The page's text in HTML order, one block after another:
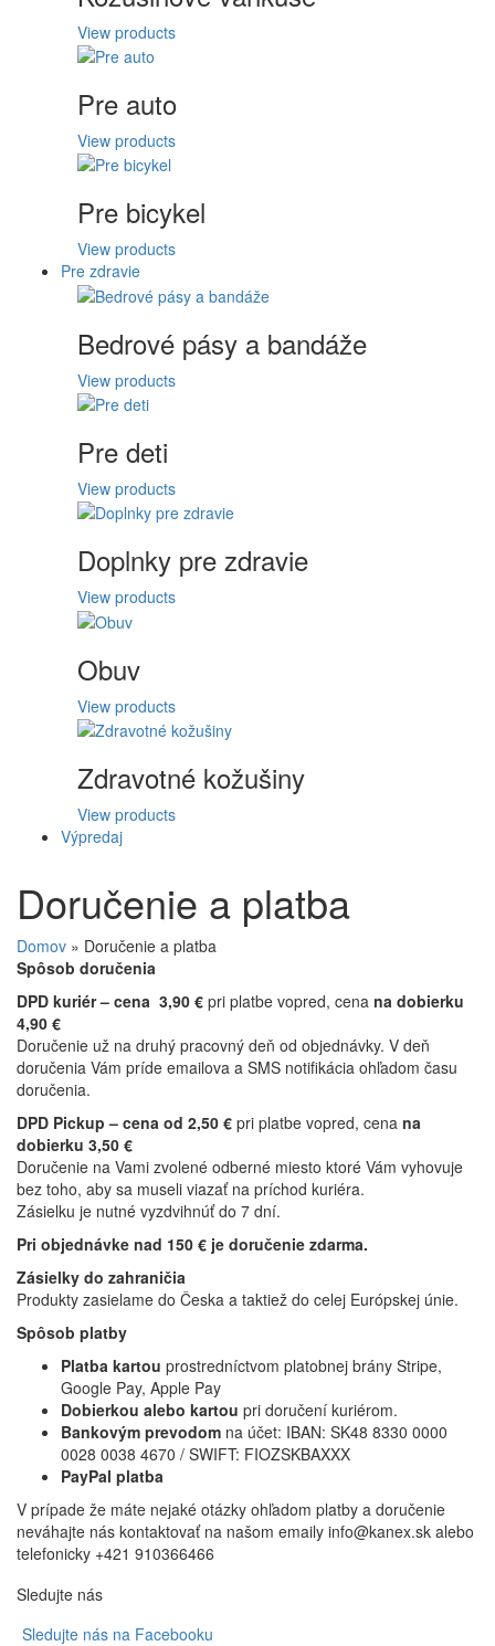
View products
Pre auto
View products
Pre bicykel
View products
Pre zdravie
Bedrové pásy a bandáže
View products
Pre deti
View products
Doplnky pre zdravie
View products
Obuv
View products
Zdravotné kožušiny
View products
Výpredaj
Doručenie a platba
Domov » Doručenie a platba
Spôsob doručenia
DPD kuriér – cena 3,90 € pri platbe vopred, cena na dobierku
4,90 €
Doručenie už na druhý pracovný deň od objednávky. V deň
doručenia Vám príde emailova a SMS notifikácia ohľadom času
doručenia.
DPD Pickup – cena od 2,50 € pri platbe vopred, cena na
dobierku 3,50 €
Doručenie na Vami zvolené odberné miesto ktoré Vám vyhovuje
bez toho, aby sa museli viazať na príchod kuriéra.
Zásielku je nutné vyzdvihnúť do 7 dní.
Pri objednávke nad 150 € je doručenie zdarma.
Zásielky do zahraničia
Produkty zasielame do Česka a taktiež do celej Európskej únie.
Spôsob platby
Platba kartou prostredníctvom platobnej brány Stripe,
Google Pay, Apple Pay
Dobierkou alebo kartou pri doručení kuriérom.
Bankovým prevodom na účet: IBAN: SK48 8330 0000
0028 0038 4670 / SWIFT: FIOZSKBAXXX
PayPal platba
V prípade že máte nejaké otázky ohľadom platby a doručenie
neváhajte nás kontaktovať na našom emaily info@kanex.sk alebo
telefonicky +421 910366466
Sledujte nás
Sledujte nás na Facebooku